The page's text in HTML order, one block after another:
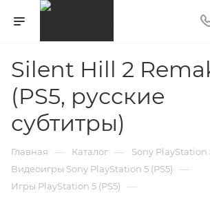
Silent Hill 2
(PS5, русские
субтитры)
Главная — Каталог — Sony PlayStation
Видеоигры Sony PlayStation 5 (PS5) —
Игры PlayStation 5 (PS5) —